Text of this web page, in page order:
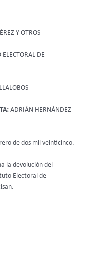
Y OTROS
ELECTORAL DE
ADRIÁN HERNÁNDEZ
de dos mil veinticinco.
la devolución del
Electoral de